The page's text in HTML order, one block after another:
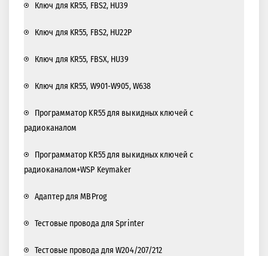
Ключ для KR55, FBS2, HU39
Ключ для KR55, FBS2, HU22P
Ключ для KR55, FBSX, HU39
Ключ для KR55, W901-W905, W638
Программатор KR55 для выкидных ключей с
радиоканалом
Программатор KR55 для выкидных ключей с
радиоканалом+WSP Keymaker
Адаптер для MBProg
Тестовые провода для Sprinter
Тестовые провода для W204/207/212